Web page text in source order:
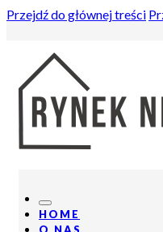
Przejdź do głównej treści
HOME